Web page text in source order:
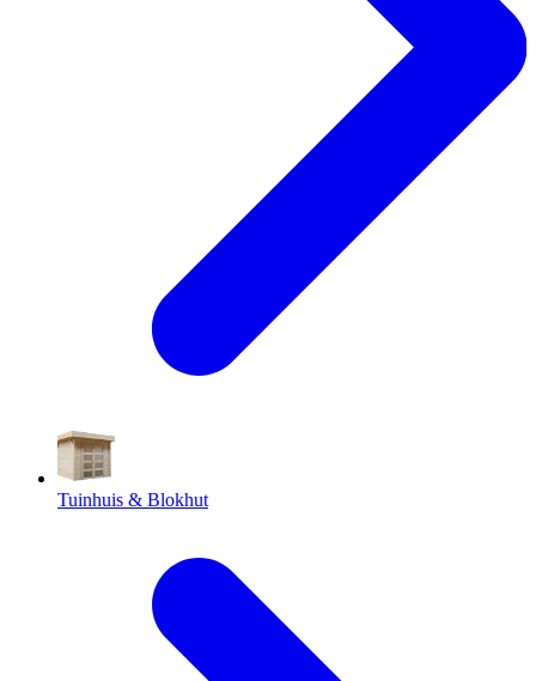
Tuinhuis & Blokhut